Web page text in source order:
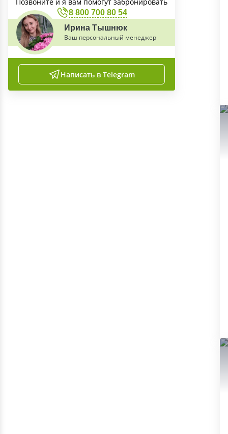
8 800 700 80 54
Ирина Тышнюк
Ваш персональный менеджер
Написать в Telegram